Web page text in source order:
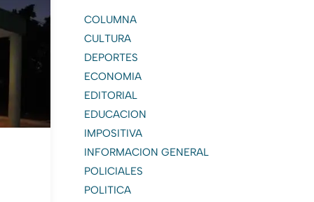
COLUMNA
CULTURA
DEPORTES
ECONOMIA
EDITORIAL
EDUCACION
IMPOSITIVA
INFORMACION GENERAL
POLICIALES
POLITICA